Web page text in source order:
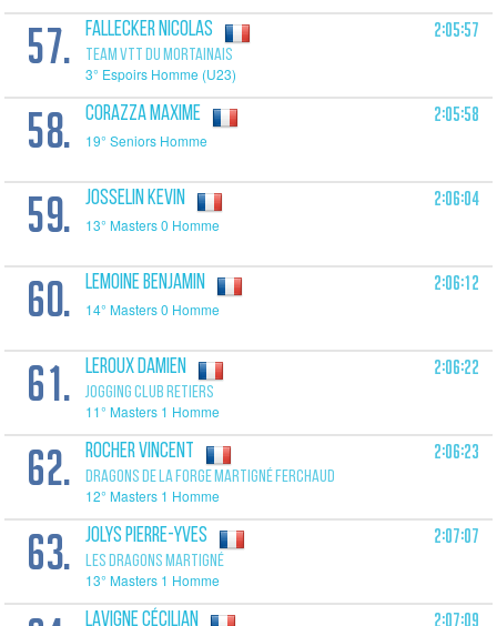
57. FALLECKER Nicolas
TEAM VTT DU MORTAINAIS
3° Espoirs Homme (U23)
2:05:57
58. CORAZZA Maxime
19° Seniors Homme
2:05:58
59. JOSSELIN Kevin
13° Masters 0 Homme
2:06:04
60. LEMOINE Benjamin
14° Masters 0 Homme
2:06:12
61. LEROUX Damien
JOGGING CLUB RETIERS
11° Masters 1 Homme
2:06:22
62. ROCHER Vincent
DRAGONS DE LA FORGE MARTIGNÉ FERCHAUD
12° Masters 1 Homme
2:06:23
63. JOLYS Pierre-Yves
LES DRAGONS MARTIGNÉ
13° Masters 1 Homme
2:07:07
LAVIGNE Cécilian 2:07:09